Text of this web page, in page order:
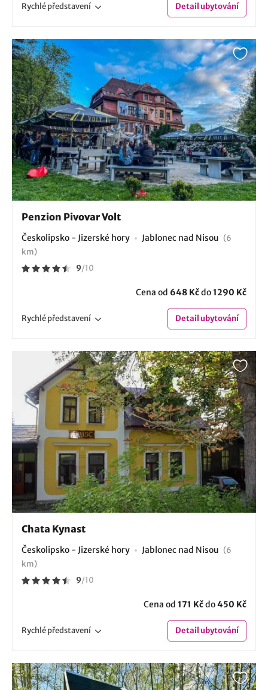
Rychlépředstavení Detailubytování
Penzion Pivovar Volt
Českolipsko - Jizerské hory Jablonec nad Nisou (6
km)
9/10
Cena od 648 Kčdo1290 Kč
Rychlépředstavení Detailubytování
Chata Kynast
Českolipsko - Jizerské hory Jablonec nad Nisou (6
km)
9/10
Cena od 171 Kčdo450 Kč
Rychlépředstavení Detailubytování